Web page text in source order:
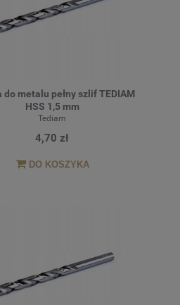
do metalu pełny szlif TEDIAM
HSS 1,5 mm
Tediam
4,70 zł
DO KOSZYKA